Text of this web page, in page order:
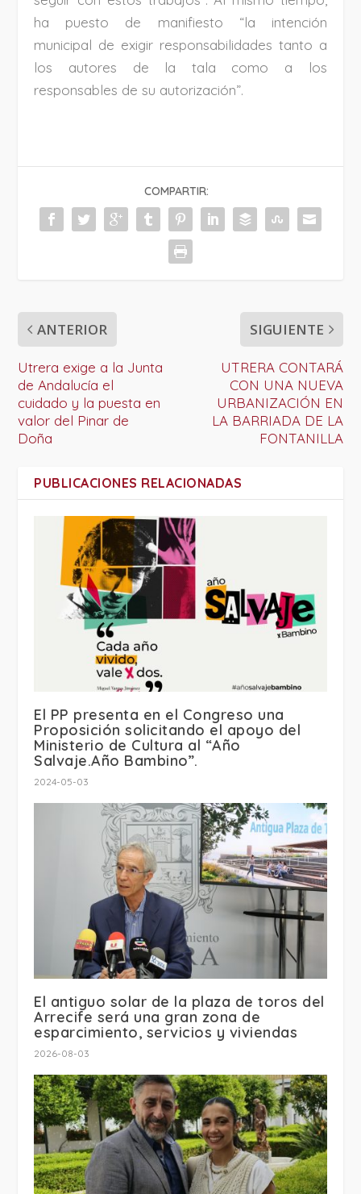
ha puesto de manifiesto “la intención
municipal de exigir responsabilidades tanto a
los autores de la tala como a los
responsables de su autorización”.
COMPARTIR:
ANTERIOR
Utrera exige a la Junta
de Andalucía el
cuidado y la puesta en
valor del Pinar de
Doña
SIGUIENTE
UTRERA CONTARÁ
CON UNA NUEVA
URBANIZACIÓN EN
LA BARRIADA DE LA
FONTANILLA
PUBLICACIONES RELACIONADAS
El PP presenta en el Congreso una
Proposición solicitando el apoyo del
Ministerio de Cultura al “Año
Salvaje.Año Bambino”.
2024-05-03
El antiguo solar de la plaza de toros del
Arrecife será una gran zona de
esparcimiento, servicios y viviendas
2026-08-03